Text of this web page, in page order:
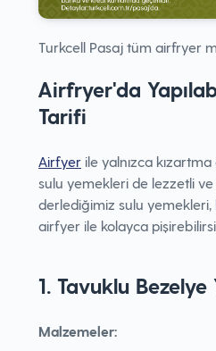
Turkcell Pasaj tüm airfryer
Airfryer'da
Tarifi
Airfyer ile yalnızca
sulu yemekleri de lezzetli
derlediğimiz sulu
airfyer ile kolayca
1. Tavuklu Bezelye
Malzemeler: